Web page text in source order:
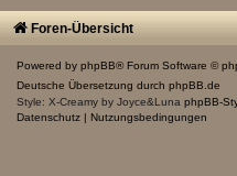
Foren-Übersicht
Powered by phpBB® Forum Software ©
Deutsche Übersetzung durch phpBB.de
Style: X-Creamy by Joyce&Luna phpBB-
Datenschutz | Nutzungsbedingungen